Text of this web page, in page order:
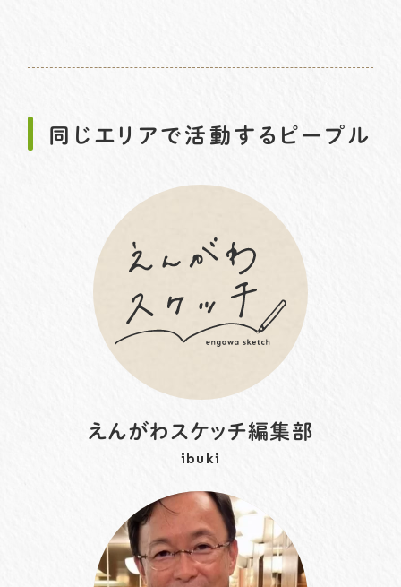
同じエリアで活動するピープル
えんがわスケッチ編集部
ibuki